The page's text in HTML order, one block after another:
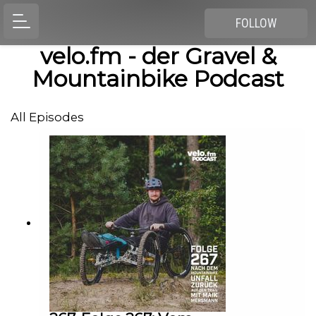
FOLLOW
velo.fm - der Gravel &
Mountainbike Podcast
All Episodes